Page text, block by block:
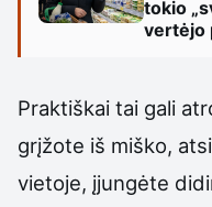
tokio
vertėjo
Praktiškai tai gali
grįžote iš miško,
vietoje, įjungėte